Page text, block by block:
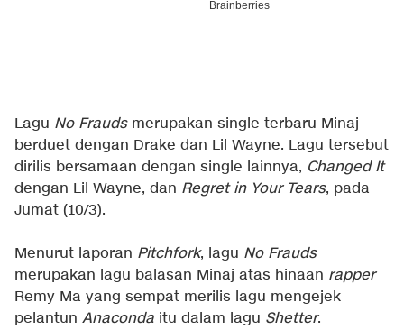
Lagu No Fraudsmerupakan single terbaru Minaj
berduet dengan Drake dan Lil Wayne. Lagu tersebut
dirilis bersamaan dengan single lainnya, Changed It
dengan Lil Wayne, dan Regret in Your Tears, pada
Jumat (10/3).
Menurut laporan Pitchfork, lagu No Frauds
merupakan lagu balasan Minaj atas hinaan rapper
Remy Ma yang sempat merilis lagu mengejek
pelantun Anaconda itu dalam lagu Shetter.